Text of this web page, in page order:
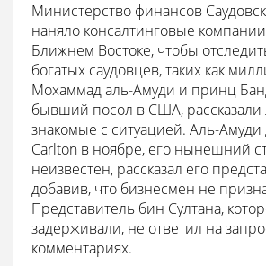
Министерство финансов
наняло консалтинговые
Ближнем Востоке, чтобы
богатых саудовцев, таких как
Мохаммад аль-Амуди и принц
бывший посол в США,
знакомые с ситуацией. Аль-
Carlton в ноябре, его нынешний
неизвестен, рассказал его
добавив, что бизнесмен не
Представитель бин Султана,
задерживали, не ответил на
комментариях.